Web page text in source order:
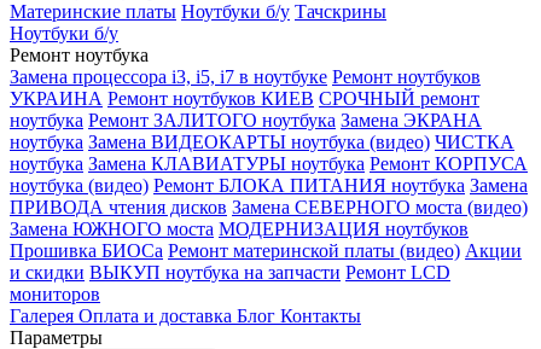
Материнские платы Ноутбуки б/у Тачскрины
Ноутбуки б/у
Ремонт ноутбука
Замена процессора i3, i5, i7 в ноутбуке Ремонт ноутбуков
УКРАИНА Ремонт ноутбуков КИЕВ СРОЧНЫЙ ремонт
ноутбука Ремонт ЗАЛИТОГО ноутбука Замена ЭКРАНА
ноутбука Замена ВИДЕОКАРТЫ ноутбука (видео) ЧИСТКА
ноутбука Замена КЛАВИАТУРЫ ноутбука Ремонт КОРПУСА
ноутбука (видео) Ремонт БЛОКА ПИТАНИЯ ноутбука Замена
ПРИВОДА чтения дисков Замена СЕВЕРНОГО моста (видео)
Замена ЮЖНОГО моста МОДЕРНИЗАЦИЯ ноутбуков
Прошивка БИОСа Ремонт материнской платы (видео) Акции
и скидки ВЫКУП ноутбука на запчасти Ремонт LCD
мониторов
Галерея Оплата и доставка Блог Контакты
Параметры